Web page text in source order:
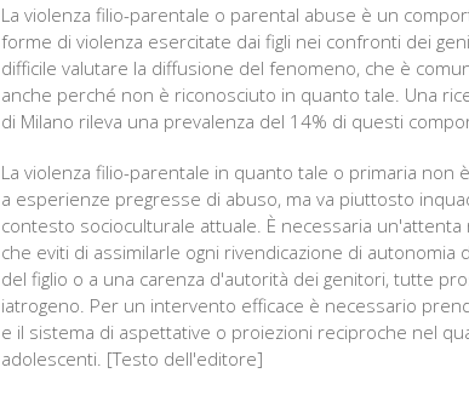
La violenza filio-parentale o parental abuse è un
forme di violenza esercitate dai figli nei confronti dei
difficile valutare la diffusione del fenomeno, che è
anche perché non è riconosciuto in quanto tale. Una
di Milano rileva una prevalenza del 14% di questi
La violenza filio-parentale in quanto tale o primaria
a esperienze pregresse di abuso, ma va piuttosto
contesto socioculturale attuale. È necessaria
che eviti di assimilarle ogni rivendicazione di
del figlio o a una carenza d'autorità dei genitori, tutte
iatrogeno. Per un intervento efficace è necessario
e il sistema di aspettative o proiezioni reciproche nel
adolescenti. [Testo dell'editore]